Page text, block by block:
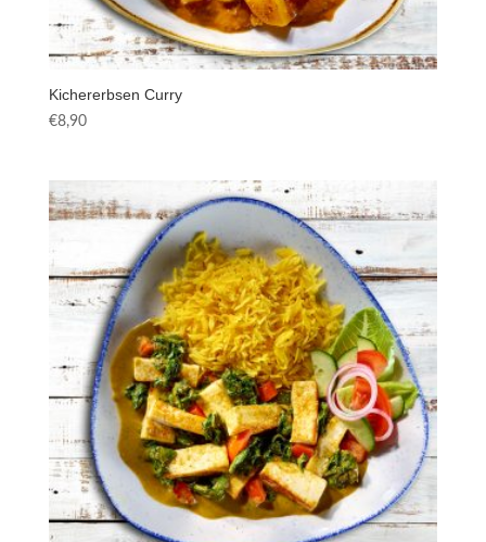
Kichererbsen Curry
€8,90